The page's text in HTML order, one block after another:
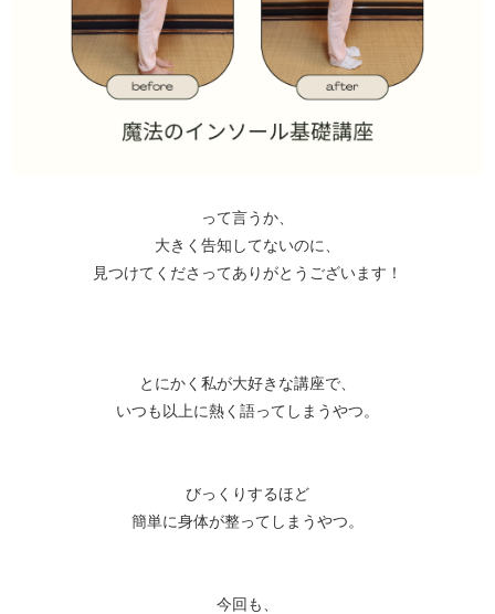
⁡って言うか、⁡
大きく告知してないのに、⁡
⁡見つけてくださってありがとうございます！⁡
とにかく私が大好きな講座で、⁡
⁡いつも以上に熱く語ってしまうやつ。
びっくりするほど⁡
⁡簡単に身体が整ってしまうやつ。⁡
今回も、⁡